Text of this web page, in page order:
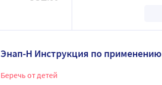
Энап-H Инструкция по применению
Беречь от детей